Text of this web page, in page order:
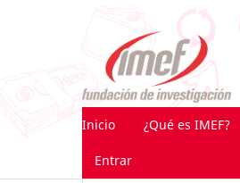
Inicio ¿Qué es IMEF?
Entrar